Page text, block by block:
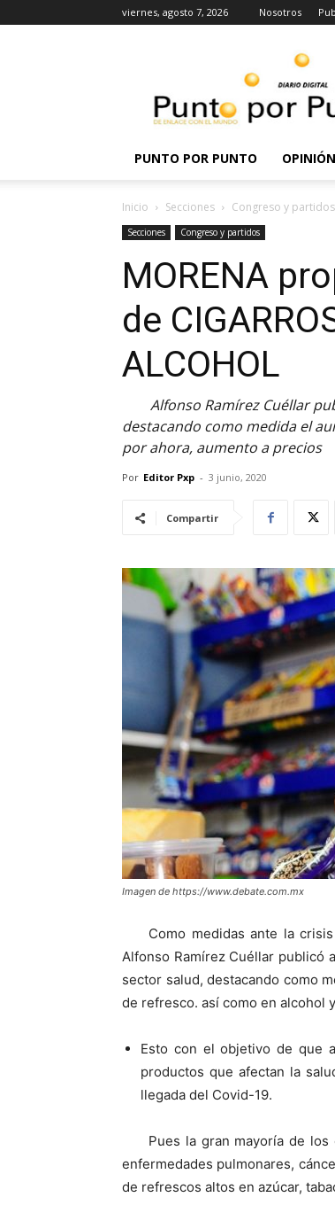
viernes, agosto 7, 2026 Nosotros
Punto
PUNTO POR PUNTO OPINIÓN
Inicio Secciones Congreso y partidos
Secciones Congreso y partidos
MORENA
de
ALCOHOL
Alfonso Ramírez Cuéllar
destacando como medida el
por ahora, aumento a precios
Por Editor Pxp - 3 junio, 2020
Compartir
Imagen de https://www.debate.com.mx
Como medidas ante la
Alfonso Ramírez Cuéllar publicó
sector salud, destacando como
de refresco. así como en alcohol
Esto con el objetivo de que
productos que afectan la
llegada del Covid-19.
Pues la gran mayoría de
enfermedades pulmonares,
de refrescos altos en azúcar,